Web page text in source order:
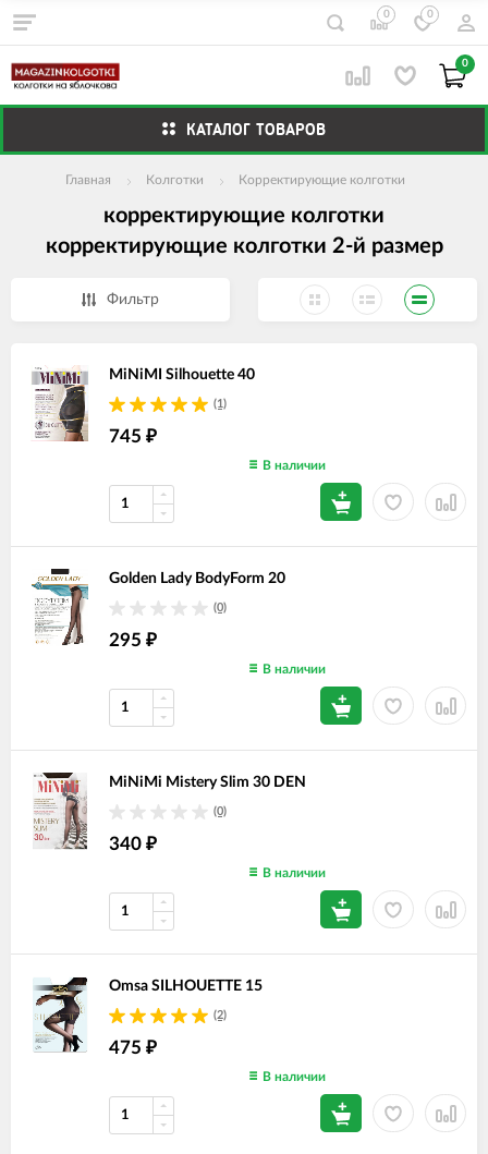
0 0
0
КАТАЛОГ ТОВАРОВ
Главная Колготки Корректирующие колготки
корректирующие колготки
корректирующие колготки 2-й размер
Фильтр
MiNiMI Silhouette 40
(1)
745 ₽
В наличии
Golden Lady BodyForm 20
(0)
295 ₽
В наличии
MiNiMi Mistery Slim 30 DEN
(0)
340 ₽
В наличии
Omsa SILHOUETTE 15
(2)
475 ₽
В наличии